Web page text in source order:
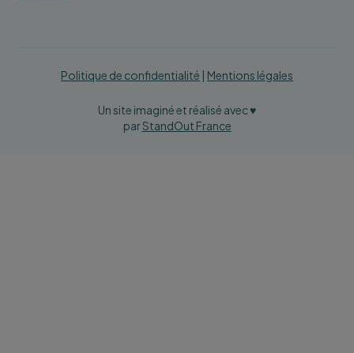
Politique de confidentialité | Mentions légales
Un site imaginé et réalisé avec ♥
parStandOut France